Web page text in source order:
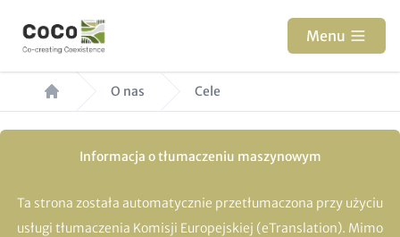
Menu
Ścieżka
nawigacyjna
O nas Cele
Informacja o tłumaczeniu maszynowym
Ta strona została automatycznie przetłumaczona przy użyciu
usługi tłumaczenia Komisji Europejskiej (eTranslation). Mimo